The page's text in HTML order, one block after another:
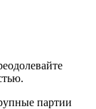
партии